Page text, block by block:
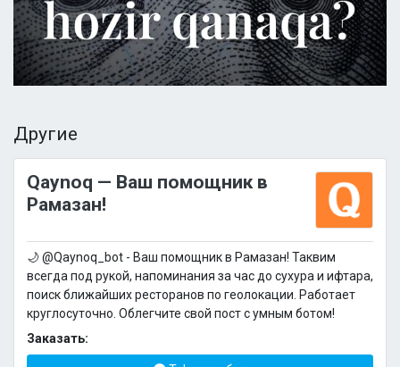
Другие
Qaynoq — Ваш помощник в
Рамазан!
🌙 @Qaynoq_bot - Ваш помощник в Рамазан! Таквим
всегда под рукой, напоминания за час до сухура и ифтара,
поиск ближайших ресторанов по геолокации. Работает
круглосуточно. Облегчите свой пост с умным ботом!
Заказать: